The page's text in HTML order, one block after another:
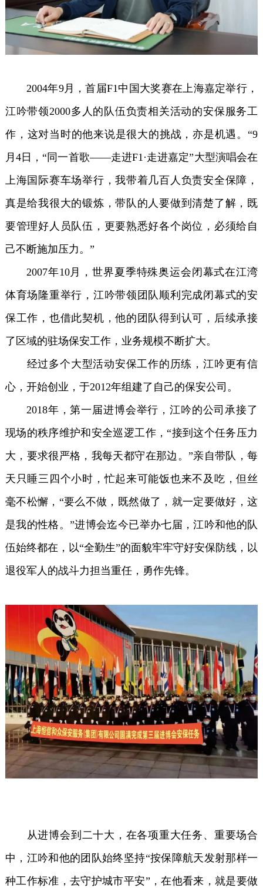
2004年9月，首届F1中国大奖赛在上海嘉定举行，
江吟带领2000多人的队伍负责相关活动的安保服务工
作，这对当时的他来说是很大的挑战，亦是机遇。“9
月4日，“同一首歌——走进F1·走进嘉定”大型演唱会在
上海国际赛车场举行，我带着几百人负责安全保障，
真是给我很大的锻炼，带队的人要做到清楚了解，既
要管理好人员队伍，更要熟悉好各个岗位，必须给自
己不断施加压力。”
2007年10月，世界夏季特殊奥运会闭幕式在江湾
体育场隆重举行，江吟带领团队顺利完成闭幕式的安
保工作，也借此契机，他的团队得到认可，后续承接
了区域的驻场保安工作，业务规模不断扩大。
经过多个大型活动安保工作的历练，江吟更有信
心，开始创业，于2012年组建了自己的保安公司。
2018年，第一届进博会举行，江吟的公司承接了
现场的秩序维护和安全巡逻工作，“接到这个任务压力
大，要求很严格，我每天都守在那边。”亲自带队，每
天只睡三四个小时，忙起来可能饭也来不及吃，但丝
毫不松懈，“要么不做，既然做了，就一定要做好，这
是我的性格。”进博会迄今已举办七届，江吟和他的队
伍始终都在，以“全勤生”的面貌牢牢守好安保防线，以
退役军人的战斗力担当重任，勇作先锋。
从进博会到二十大，在各项重大任务、重要场合
中，江吟和他的团队始终坚持“按保障航天发射那样一
种工作标准，去守护城市平安”，在他看来，就是要做